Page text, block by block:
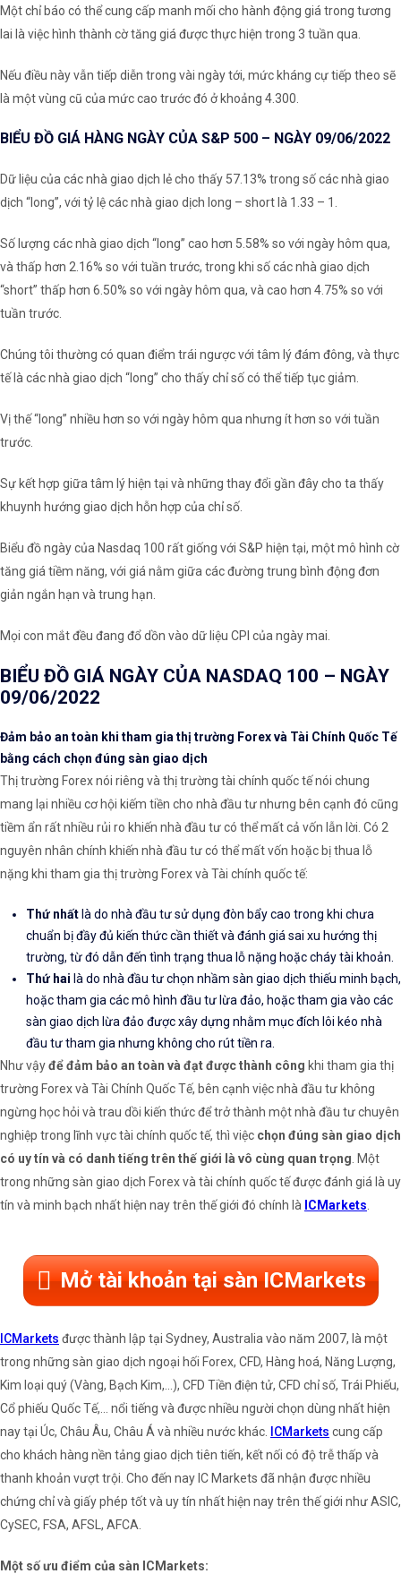
Một chỉ báo có thể cung cấp manh mối cho hành động giá trong tương
lai là việc hình thành cờ tăng giá được thực hiện trong 3 tuần qua.
Nếu điều này vẫn tiếp diễn trong vài ngày tới, mức kháng cự tiếp theo sẽ
là một vùng cũ của mức cao trước đó ở khoảng 4.300.
BIỂU ĐỒ GIÁ HÀNG NGÀY CỦA S&P 500 – NGÀY 09/06/2022
Dữ liệu của các nhà giao dịch lẻ cho thấy 57.13% trong số các nhà giao
dịch “long”, với tỷ lệ các nhà giao dịch long – short là 1.33 – 1.
Số lượng các nhà giao dịch “long” cao hơn 5.58% so với ngày hôm qua,
và thấp hơn 2.16% so với tuần trước, trong khi số các nhà giao dịch
“short” thấp hơn 6.50% so với ngày hôm qua, và cao hơn 4.75% so với
tuần trước.
Chúng tôi thường có quan điểm trái ngược với tâm lý đám đông, và thực
tế là các nhà giao dịch “long” cho thấy chỉ số có thể tiếp tục giảm.
Vị thế “long” nhiều hơn so với ngày hôm qua nhưng ít hơn so với tuần
trước.
Sự kết hợp giữa tâm lý hiện tại và những thay đổi gần đây cho ta thấy
khuynh hướng giao dịch hỗn hợp của chỉ số.
Biểu đồ ngày của Nasdaq 100 rất giống với S&P hiện tại, một mô hình cờ
tăng giá tiềm năng, với giá nằm giữa các đường trung bình động đơn
giản ngắn hạn và trung hạn.
Mọi con mắt đều đang đổ dồn vào dữ liệu CPI của ngày mai.
BIỂU ĐỒ GIÁ NGÀY CỦA NASDAQ 100 – NGÀY
09/06/2022
Đảm bảo an toàn khi tham gia thị trường Forex và Tài Chính Quốc Tế
bằng cách chọn đúng sàn giao dịch
Thị trường Forex nói riêng và thị trường tài chính quốc tế nói chung
mang lại nhiều cơ hội kiếm tiền cho nhà đầu tư nhưng bên cạnh đó cũng
tiềm ẩn rất nhiều rủi ro khiến nhà đầu tư có thể mất cả vốn lẫn lời. Có 2
nguyên nhân chính khiến nhà đầu tư có thể mất vốn hoặc bị thua lỗ
nặng khi tham gia thị trường Forex và Tài chính quốc tế:
Thứ nhất là do nhà đầu tư sử dụng đòn bẩy cao trong khi chưa
chuẩn bị đầy đủ kiến thức cần thiết và đánh giá sai xu hướng thị
trường, từ đó dẫn đến tình trạng thua lỗ nặng hoặc cháy tài khoản.
Thứ hai là do nhà đầu tư chọn nhầm sàn giao dịch thiếu minh bạch,
hoặc tham gia các mô hình đầu tư lừa đảo, hoặc tham gia vào các
sàn giao dịch lừa đảo được xây dựng nhằm mục đích lôi kéo nhà
đầu tư tham gia nhưng không cho rút tiền ra.
Như vậyđể đảm bảo an toàn và đạt được thành công khi tham gia thị
trường Forex và Tài Chính Quốc Tế, bên cạnh việc nhà đầu tư không
ngừng học hỏi và trau dồi kiến thức để trở thành một nhà đầu tư chuyên
nghiệp trong lĩnh vực tài chính quốc tế, thì việc chọn đúng sàn giao dịch
có uy tín và có danh tiếng trên thế giới là vô cùng quan trọng . Một
trong những sàn giao dịch Forex và tài chính quốc tế được đánh giá là uy
tín và minh bạch nhất hiện nay trên thế giới đó chính là ICMarkets
Mở tài khoản tại sàn ICMarkets
ICMarkets được thành lập tại Sydney, Australia vào năm 2007, là một
trong những sàn giao dịch ngoại hối Forex, CFD, Hàng hoá, Năng Lượng,
Kim loại quý (Vàng, Bạch Kim,...), CFD Tiền điện tử, CFD chỉ số, Trái Phiếu,
Cổ phiếu Quốc Tế,... nổi tiếng và được nhiều người chọn dùng nhất hiện
nay tại Úc, Châu Âu, Châu Á và nhiều nước khác.
ICMarkets cung cấp
cho khách hàng nền tảng giao dịch tiên tiến, kết nối có độ trễ thấp và
thanh khoản vượt trội. Cho đến nay IC Markets đã nhận được nhiều
chứng chỉ và giấy phép tốt và uy tín nhất hiện nay trên thế giới như ASIC,
CySEC, FSA, AFSL, AFCA.
Một số ưu điểm của sàn ICMarkets: